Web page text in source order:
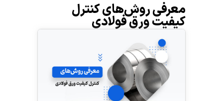
معرفی روش‌های کنترل
کیفیت ورق فولادی